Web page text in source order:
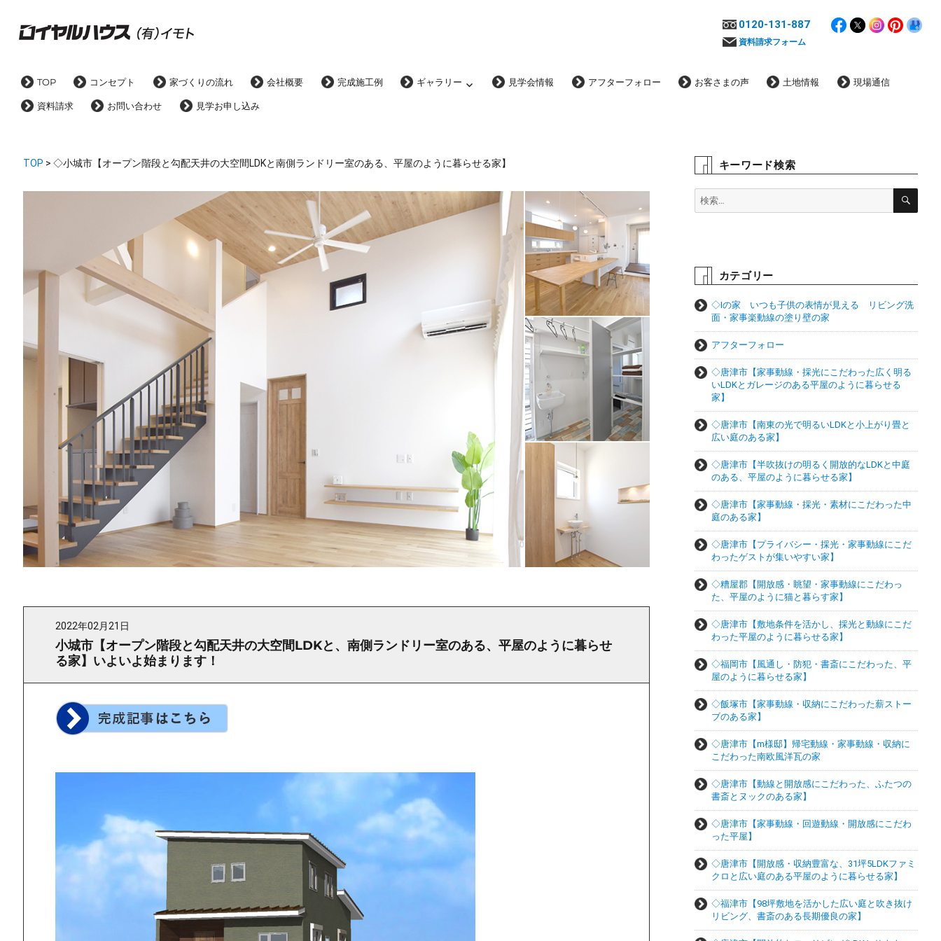
0120-131-887
資料請求フォーム
TOP コンセプト 家づくりの流れ 会社概要 完成施工例 ギャラリー 見学会情報 アフターフォロー お客さまの声 土地情報 現場通信
資料請求 お問い合わせ 見学お申し込み
TOP > ◇小城市【オープン階段と勾配天井の大空間LDKと南側ランドリー室のある、平屋のように暮らせる家】
2022年02月21日
小城市【オープン階段と勾配天井の大空間LDKと、南側ランドリー室のある、平屋のように暮らせ
る家】いよいよ始まります！
キーワード検索
検
索:
検
カテゴリー
◇Ⅰの家 いつも子供の表情が見える リビング洗
面・家事楽動線の塗り壁の家
アフターフォロー
◇唐津市【家事動線・採光にこだわった広く明る
いLDKとガレージのある平屋のように暮らせる
家】
◇唐津市【南東の光で明るいLDKと小上がり畳と
広い庭のある家】
◇唐津市【半吹抜けの明るく開放的なLDKと中庭
のある、平屋のように暮らせる家】
◇唐津市【家事動線・採光・素材にこだわった中
庭のある家】
◇唐津市【プライバシー・採光・家事動線にこだ
わったゲストが集いやすい家】
◇糟屋郡【開放感・眺望・家事動線にこだわっ
た、平屋のように猫と暮らす家】
◇唐津市【敷地条件を活かし、採光と動線にこだ
わった平屋のように暮らせる家】
◇福岡市【風通し・防犯・書斎にこだわった、平
屋のように暮らせる家】
◇飯塚市【家事動線・収納にこだわった薪ストー
ブのある家】
◇唐津市【m様邸】帰宅動線・家事動線・収納に
こだわった南欧風洋瓦の家
◇唐津市【動線と開放感にこだわった、ふたつの
書斎とヌックのある家】
◇唐津市【家事動線・回遊動線・開放感にこだわ
った平屋】
◇唐津市【開放感・収納豊富な、31坪5LDKファミ
クロと広い庭のある平屋のように暮らせる家】
◇福津市【98坪敷地を活かした広い庭と吹き抜け
リビング、書斎のある長期優良の家】